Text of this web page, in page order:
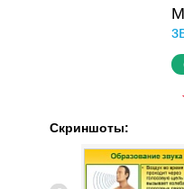
Скриншоты: